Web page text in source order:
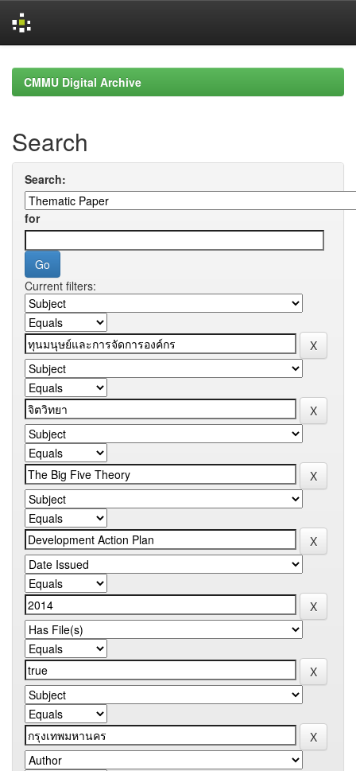
navigationCMMU Digital Archive
Search
Search:
for
Current filters: